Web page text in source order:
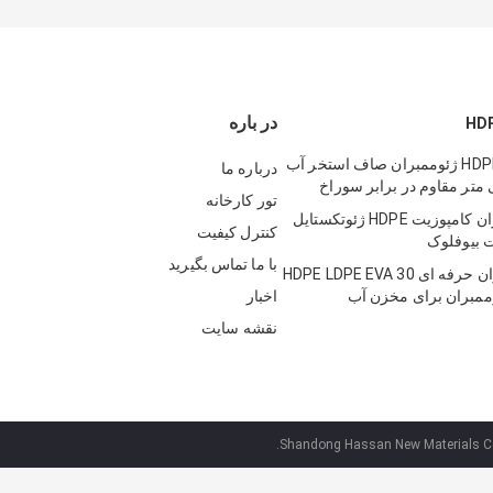
در باره
درباره ما
تور کارخانه
کنترل کیفیت
با ما تماس بگیرید
اخبار
نقشه سایت
1 میلی متر HDPE ژئوممبران صاف استخر آب
ورق ژئوممبران کامپوزیت HDPE ژئوتکستایل
بیوفلوک
لاینر ژئوممبران حرفه ای HDPE LDPE EVA 30